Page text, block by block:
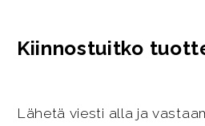
Kiinnostuitko
Lähetä viesti alla ja